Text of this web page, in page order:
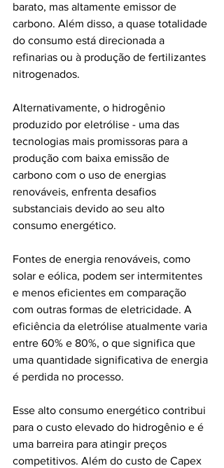
barato, mas altamente emissor de
carbono. Além disso, a quase totalidade
do consumo está direcionada a
refinarias ou à produção de fertilizantes
nitrogenados.
Alternativamente, o hidrogênio
produzido por eletrólise - uma das
tecnologias mais promissoras para a
produção com baixa emissão de
carbono com o uso de energias
renováveis, enfrenta desafios
substanciais devido ao seu alto
consumo energético.
Fontes de energia renováveis, como
solar e eólica, podem ser intermitentes
e menos eficientes em comparação
com outras formas de eletricidade. A
eficiência da eletrólise atualmente varia
entre 60% e 80%, o que significa que
uma quantidade significativa de energia
é perdida no processo.
Esse alto consumo energético contribui
para o custo elevado do hidrogênio e é
uma barreira para atingir preços
competitivos. Além do custo de Capex